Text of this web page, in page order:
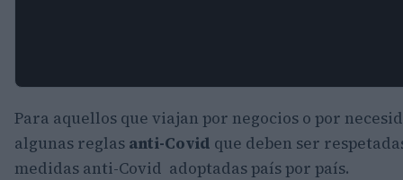
Para aquellos que viajan por negocios o por
algunas reglas anti-Covid que deben ser
medidas anti-Covid adoptadas país por país.